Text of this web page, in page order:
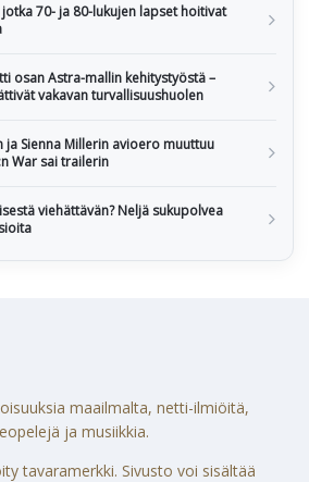
70- ja 80-lukujen lapset hoitivat
osan Astra-mallin kehitystyöstä –
vakavan turvallisuushuolen
ja Sienna Millerin avioero muuttuu
War sai trailerin
viehättävän? Neljä sukupolvea
maailmalta, netti-ilmiöitä,
ja musiikkia.
tavaramerkki. Sivusto voi sisältää